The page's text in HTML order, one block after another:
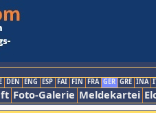
DEN ENG ESP FAI FIN FRA GER GRE INA
Foto-Galerie Meldekartei